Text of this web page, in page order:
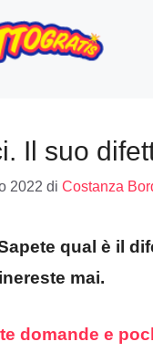
Il suo
2022 di Costanza
qual è il
mai.
domande e